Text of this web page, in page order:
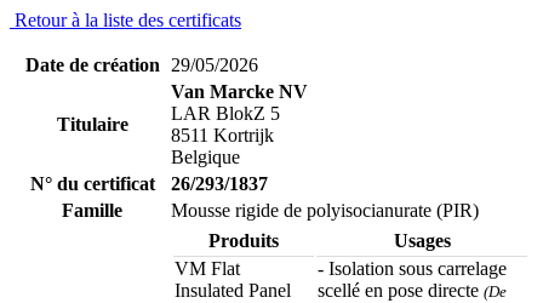
Retour à la liste des certificats
Date de création 29/05/2026
Titulaire
Van Marcke NV
LAR BlokZ 5
8511 Kortrijk
Belgique
N° du certificat
26/293/1837
Famille
Mousse rigide de polyisocianurate (PIR)
Produits
Usages
VM Flat
Insulated Panel
- Isolation sous carrelage
scellé en pose directe (De